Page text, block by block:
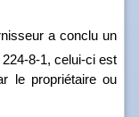
a conclu un
celui‑ci est
le propriétaire ou